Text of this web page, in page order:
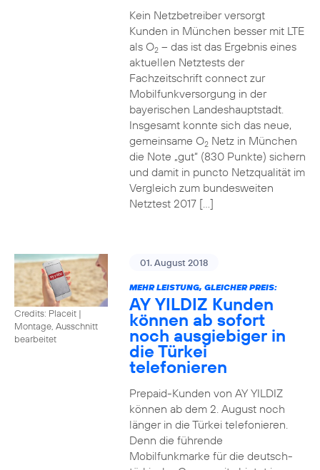
Kein Netzbetreiber versorgt
Kunden in München besser mit LTE
als O2– das ist das Ergebnis eines
aktuellen Netztests der
Fachzeitschrift connect zur
Mobilfunkversorgung in der
bayerischen Landeshauptstadt.
Insgesamt konnte sich das neue,
gemeinsame O2Netz in München
die Note „gut“ (830 Punkte) sichern
und damit in puncto Netzqualität im
Vergleich zum bundesweiten
Netztest 2017 […]
Credits: Placeit |
Montage, Ausschnitt
bearbeitet
01. August 2018
MEHR LEISTUNG, GLEICHER PREIS:
AY YILDIZ Kunden
können ab sofort
noch ausgiebiger in
die Türkei
telefonieren
Prepaid-Kunden von AY YILDIZ
können ab dem 2. August noch
länger in die Türkei telefonieren.
Denn die führende
Mobilfunkmarke für die deutsch-